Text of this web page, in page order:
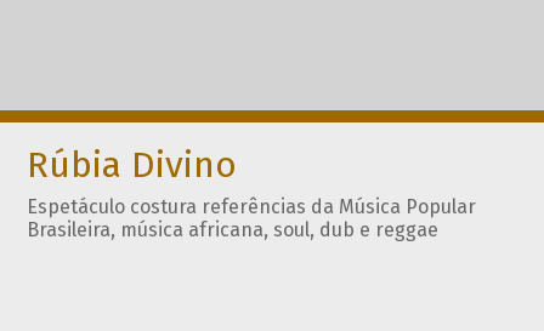
Rúbia Divino
Espetáculo costura referências da Música Popular
Brasileira, música africana, soul, dub e reggae